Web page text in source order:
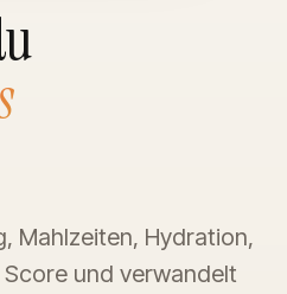
Mahlzeiten, Hydration,
und verwandelt